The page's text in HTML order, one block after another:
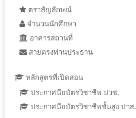
ตราสัญลักษณ์
จำนวนนักศึกษา
อาคารสถานที่
สายตรงท่านประธาน
หลักสูตรที่เปิดสอน
ประกาศนียบัตรวิชาชีพ ปวช.
ประกาศนียบัตรวิชาชีพชั้นสูง ปวส.